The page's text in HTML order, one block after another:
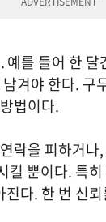
를 들어 한
겨야 한다. 구
법이다.
락을 피하거
뿐이다. 특
다. 한 번 신